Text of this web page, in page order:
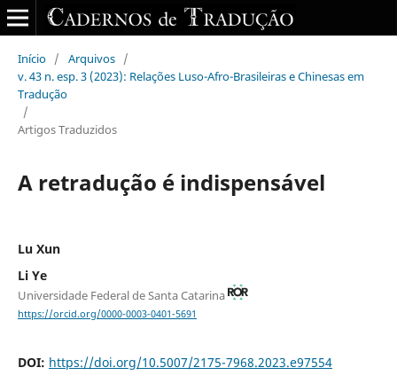
Início / Arquivos /
v. 43 n. esp. 3 (2023): Relações Luso-Afro-Brasileiras e Chinesas em
Tradução
/
Artigos Traduzidos
A retradução é indispensável
Lu Xun
Li Ye
Universidade Federal de Santa Catarina
https://orcid.org/0000-0003-0401-5691
DOI: https://doi.org/10.5007/2175-7968.2023.e97554